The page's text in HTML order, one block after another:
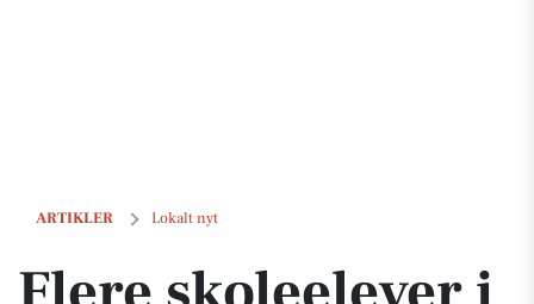
ARTIKLER Lokalt nyt
Flere skoleelever i Aarhus trives, men lokale udfordringer med